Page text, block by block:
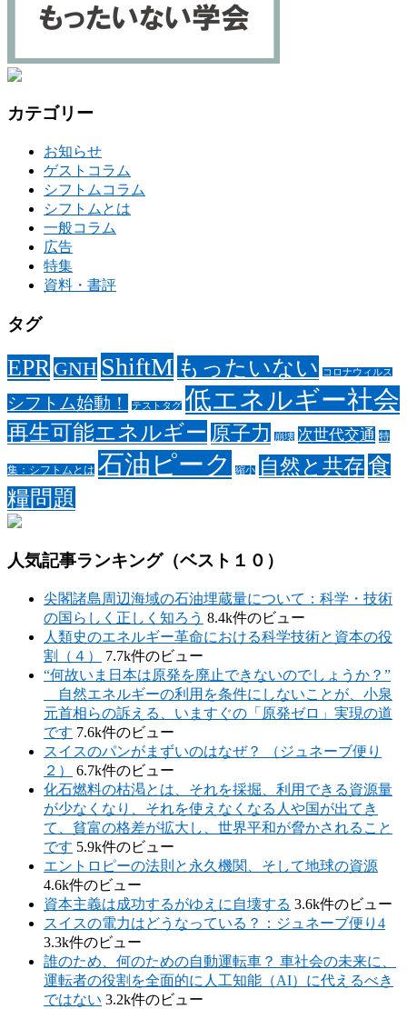
カテゴリー
お知らせ
ゲストコラム
シフトムコラム
シフトムとは
一般コラム
広告
特集
資料・書評
タグ
EPR GNH ShiftM もったいない コロナウィルス
シフトム始動！ テストタグ 低エネルギー社会
再生可能エネルギー 原子力 崩壊 次世代交通 特
集：シフトムとは 石油ピーク 縮小 自然と共存食
糧問題
人気記事ランキング（ベスト１０）
尖閣諸島周辺海域の石油埋蔵量について：科学・技術
の国らしく正しく知ろう 8.4k件のビュー
人類史のエネルギー革命における科学技術と資本の役
割（４）
7.7k件のビュー
“何故いま日本は原発を廃止できないのでしょうか？”
自然エネルギーの利用を条件にしないことが、小泉
元首相らの訴える、いますぐの「原発ゼロ」実現の道
です 7.6k件のビュー
スイスのパンがまずいのはなぜ？ （ジュネーブ便り
２）
6.7k件のビュー
化石燃料の枯渇とは、それを採掘、利用できる資源量
が少なくなり、それを使えなくなる人や国が出てき
て、貧富の格差が拡大し、世界平和が脅かされること
です 5.9k件のビュー
エントロピーの法則と永久機関、そして地球の資源
4.6k件のビュー
資本主義は成功するがゆえに自壊する 3.6k件のビュー
スイスの電力はどうなっている？：ジュネーブ便り4
3.3k件のビュー
誰のため、何のための自動運転車？ 車社会の未来に、
運転者の役割を全面的に人工知能（AI）に代えるべき
ではない 3.2k件のビュー